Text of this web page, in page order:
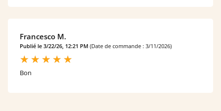
Francesco M.
Publié le 3/22/26, 12:21 PM (Date de commande : 3/11/2026)
Bon